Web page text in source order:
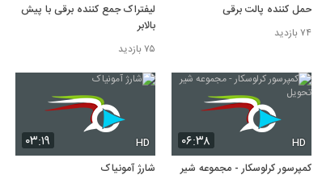
حمل کننده پالت برقی
۷۴ بازدید
لیفتراک جمع کننده برقی با پیش
بالابر
۷۵ بازدید
۰۶:۳۸ HD
کمپرسور کرلوسکار - مجموعه شیر
۰۳:۱۹ HD
شارژ آمونیاک